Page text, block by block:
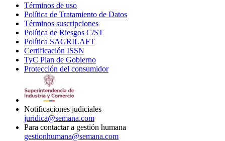
Términos de uso
in
new
window
Política de Tratamiento de Datos
Términos suscripciones
in
Política de Riesgos C/ST
Política SAGRILAFT
new
window
Certificación ISSN
in
new
TyC Plan de Gobierno
in
Protección del consumidorOpens
Notificaciones judiciales
juridica@semana.com
Para contactar a gestión humana
gestionhumana@semana.com